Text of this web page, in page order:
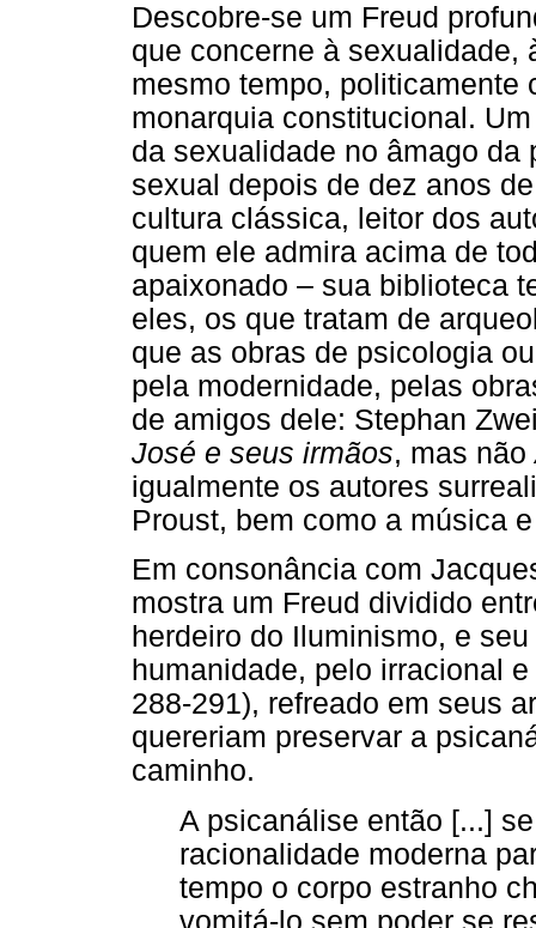
Descobre-se um Freud
que concerne à sexualidade,
mesmo tempo, politicamente
monarquia constitucional.
da sexualidade no âmago
sexual depois de dez anos
cultura clássica, leitor dos
quem ele admira acima de
apaixonado – sua biblioteca
eles, os que tratam de
que as obras de psicologia
pela modernidade, pelas
de amigos dele: Stephan
José e seus irmãos, mas não
igualmente os autores
Proust, bem como a música
Em consonância com
mostra um Freud dividido
herdeiro do Iluminismo, e
humanidade, pelo irracional
288-291), refreado em seus
quereriam preservar a
caminho.
A psicanálise então [...]
racionalidade moderna
tempo o corpo estranho
vomitá-lo sem poder se